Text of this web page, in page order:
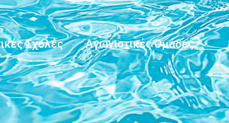
Σχολές Αγωνιστικές Ομάδες